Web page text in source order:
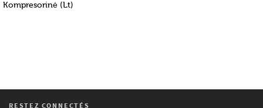
Kompresorinė (Lt)